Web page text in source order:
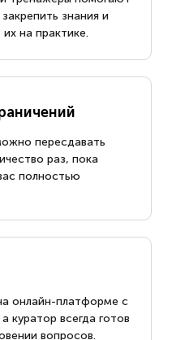
знания и
на практике.
пересдавать
раз, пока
полностью
онлайн-платформе с
куратор всегда готов
вопросов.